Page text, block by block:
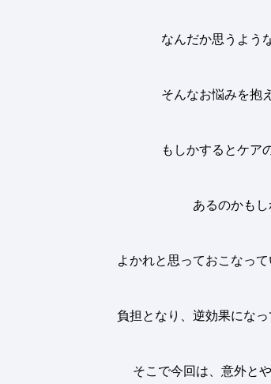
なんだか思うよう
そんなお悩みを抱
もしかするとケア
あるのかもし
よかれと思っておこなっ
負担となり、逆効果にな
そこで今回は、意外と